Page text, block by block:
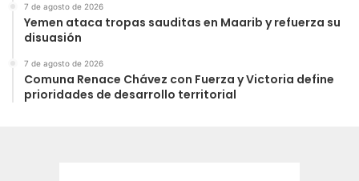
7 de agosto de 2026
Yemen ataca tropas sauditas en Maarib y refuerza su
disuasión
7 de agosto de 2026
Comuna Renace Chávez con Fuerza y Victoria define
prioridades de desarrollo territorial